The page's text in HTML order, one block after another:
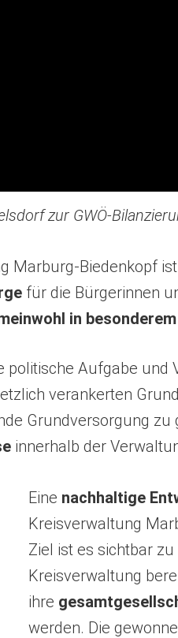
zur GWÖ-
Marburg-Biedenkopf
für die Bürgerinnen
in
politische Aufgabe
verankerten
Grundversorgung zu
innerhalb der
Eine nachhaltige
Kreisverwaltung
Ziel ist es sichtbar
Kreisverwaltung
ihre
werden. Die